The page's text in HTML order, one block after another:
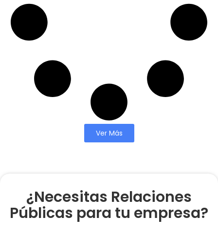
Ver Más
¿Necesitas Relaciones
Públicas para tu empresa?